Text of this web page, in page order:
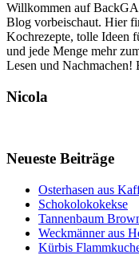
Willkommen auf
Blog vorbeischaut. Hier
Kochrezepte, tolle Ideen
und jede Menge mehr
Lesen und Nachmachen!
Nicola
Neueste Beiträge
Osterhasen aus
Schokolokokekse
Tannenbaum
Weckmänner aus
Kürbis